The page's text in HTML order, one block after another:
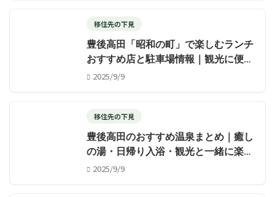
移住先の下見
豊後高田「昭和の町」で楽しむランチ
おすすめ店と駐車場情報｜観光に便利
な最新ガイド【2025年】
2025/9/9
移住先の下見
豊後高田のおすすめ温泉まとめ｜癒し
の湯・日帰り入浴・観光と一緒に楽し
む温泉ガイド【2025年】
2025/9/9